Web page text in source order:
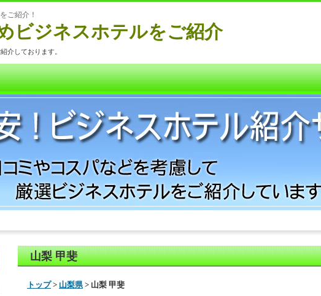
ご紹介！
ビジネスホテルをご紹介
介しております。
山梨 甲斐
トップ> 山梨県> 山梨 甲斐